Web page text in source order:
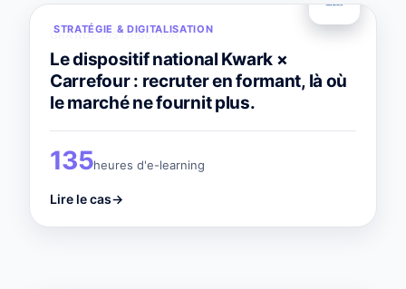
STRATÉGIE & DIGITALISATION
GRANDE DISTRIBUTION
Le dispositif national Kwark ×
Carrefour : recruter en formant, là où
le marché ne fournit plus.
135heures d'e-learning
Lire le cas→